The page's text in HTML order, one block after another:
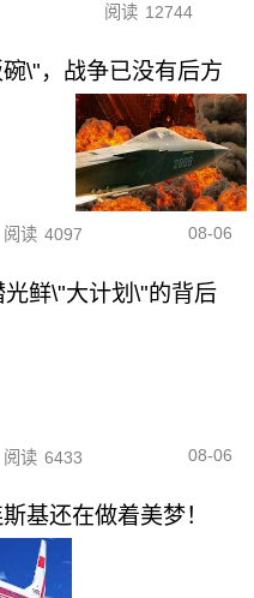
阅读 12744
\"，战争已没有后方
阅读 4097 08-06
鲜\"大计划\"的背后
阅读 6433 08-06
基还在做着美梦！